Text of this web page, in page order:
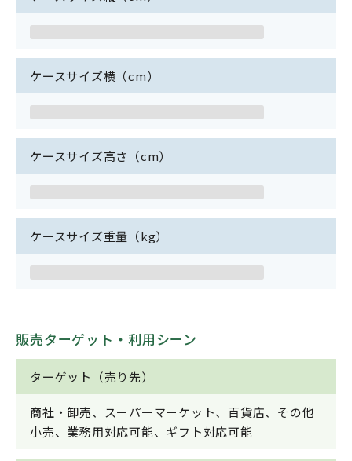
ケースサイズ横（cm）
ケースサイズ高さ（cm）
ケースサイズ重量（kg）
販売ターゲット・利用シーン
ターゲット（売り先）
商社・卸売、スーパーマーケット、百貨店、その他
小売、業務用対応可能、ギフト対応可能